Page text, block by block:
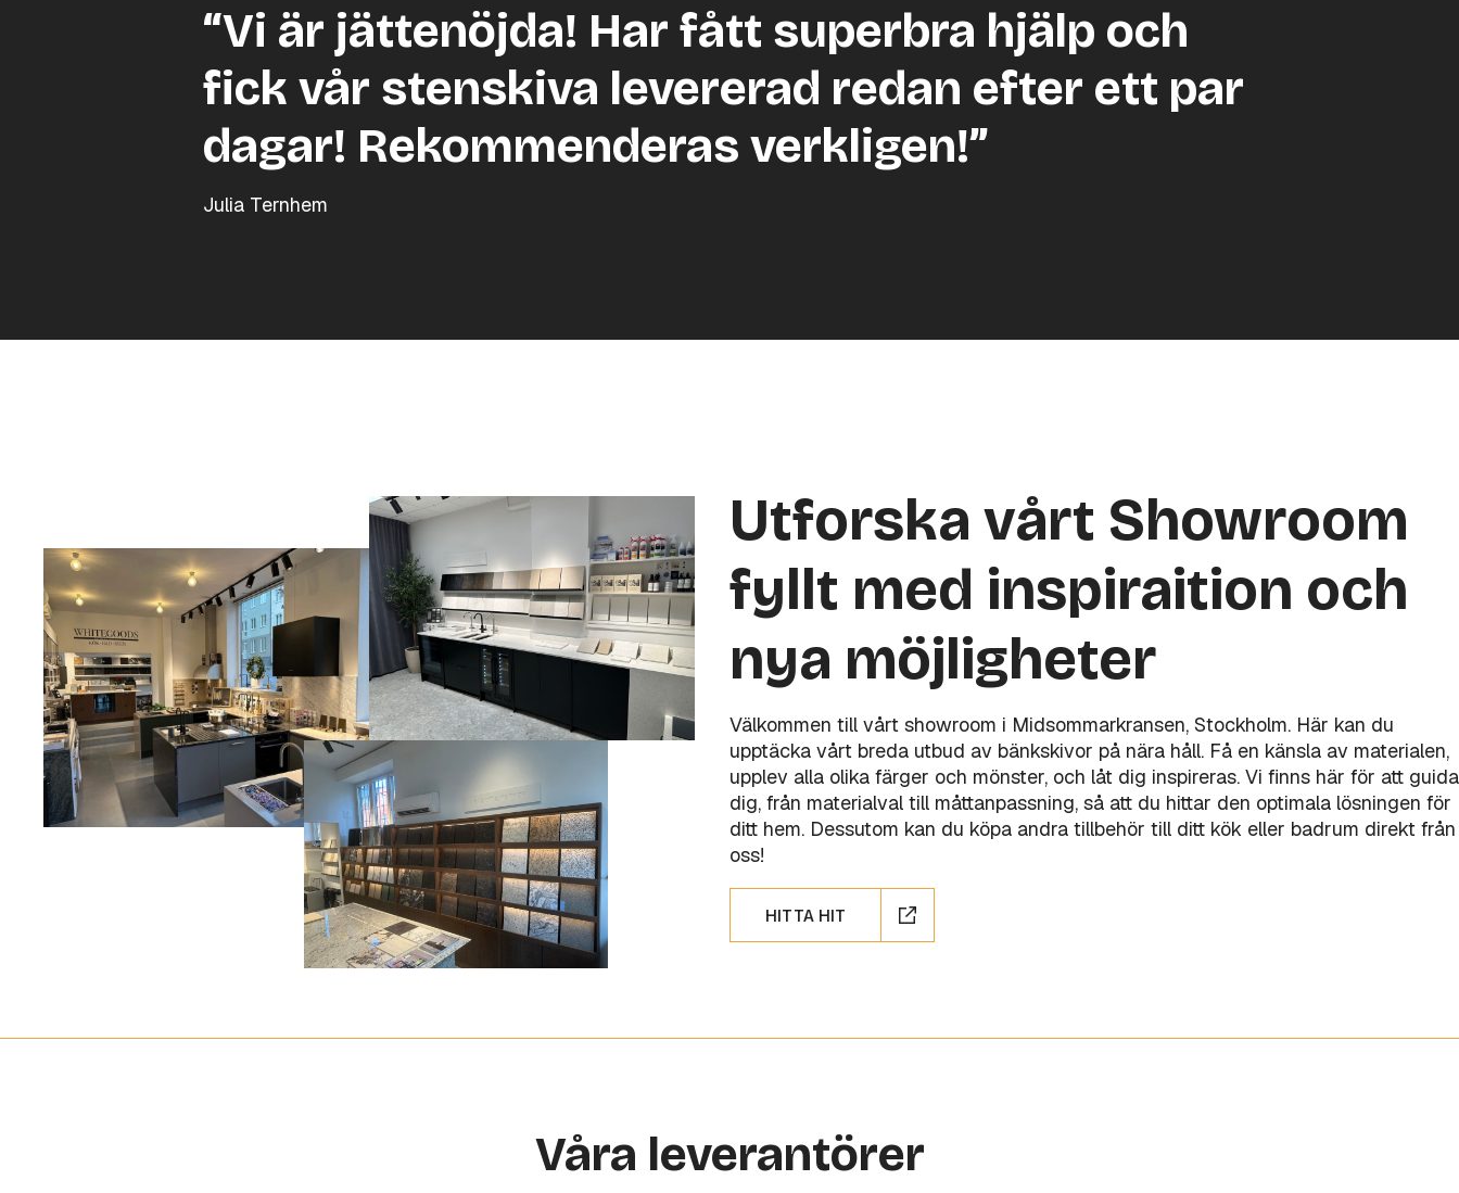
“Vi är jättenöjda! Har fått superbra hjälp och
fick vår stenskiva levererad redan efter ett par
dagar! Rekommenderas verkligen!”
Julia Ternhem
Utforska vårt Showroom
fyllt med inspiraition och
nya möjligheter
Välkommen till vårt showroom i Midsommarkransen, Stockholm. Här kan du
upptäcka vårt breda utbud av bänkskivor på nära håll. Få en känsla av materialen,
upplev alla olika färger och mönster, och låt dig inspireras. Vi finns här för att guida
dig, från materialval till måttanpassning, så att du hittar den optimala lösningen för
ditt hem. Dessutom kan du köpa andra tillbehör till ditt kök eller badrum direkt från
oss!
HITTA HIT
Våra leverantörer